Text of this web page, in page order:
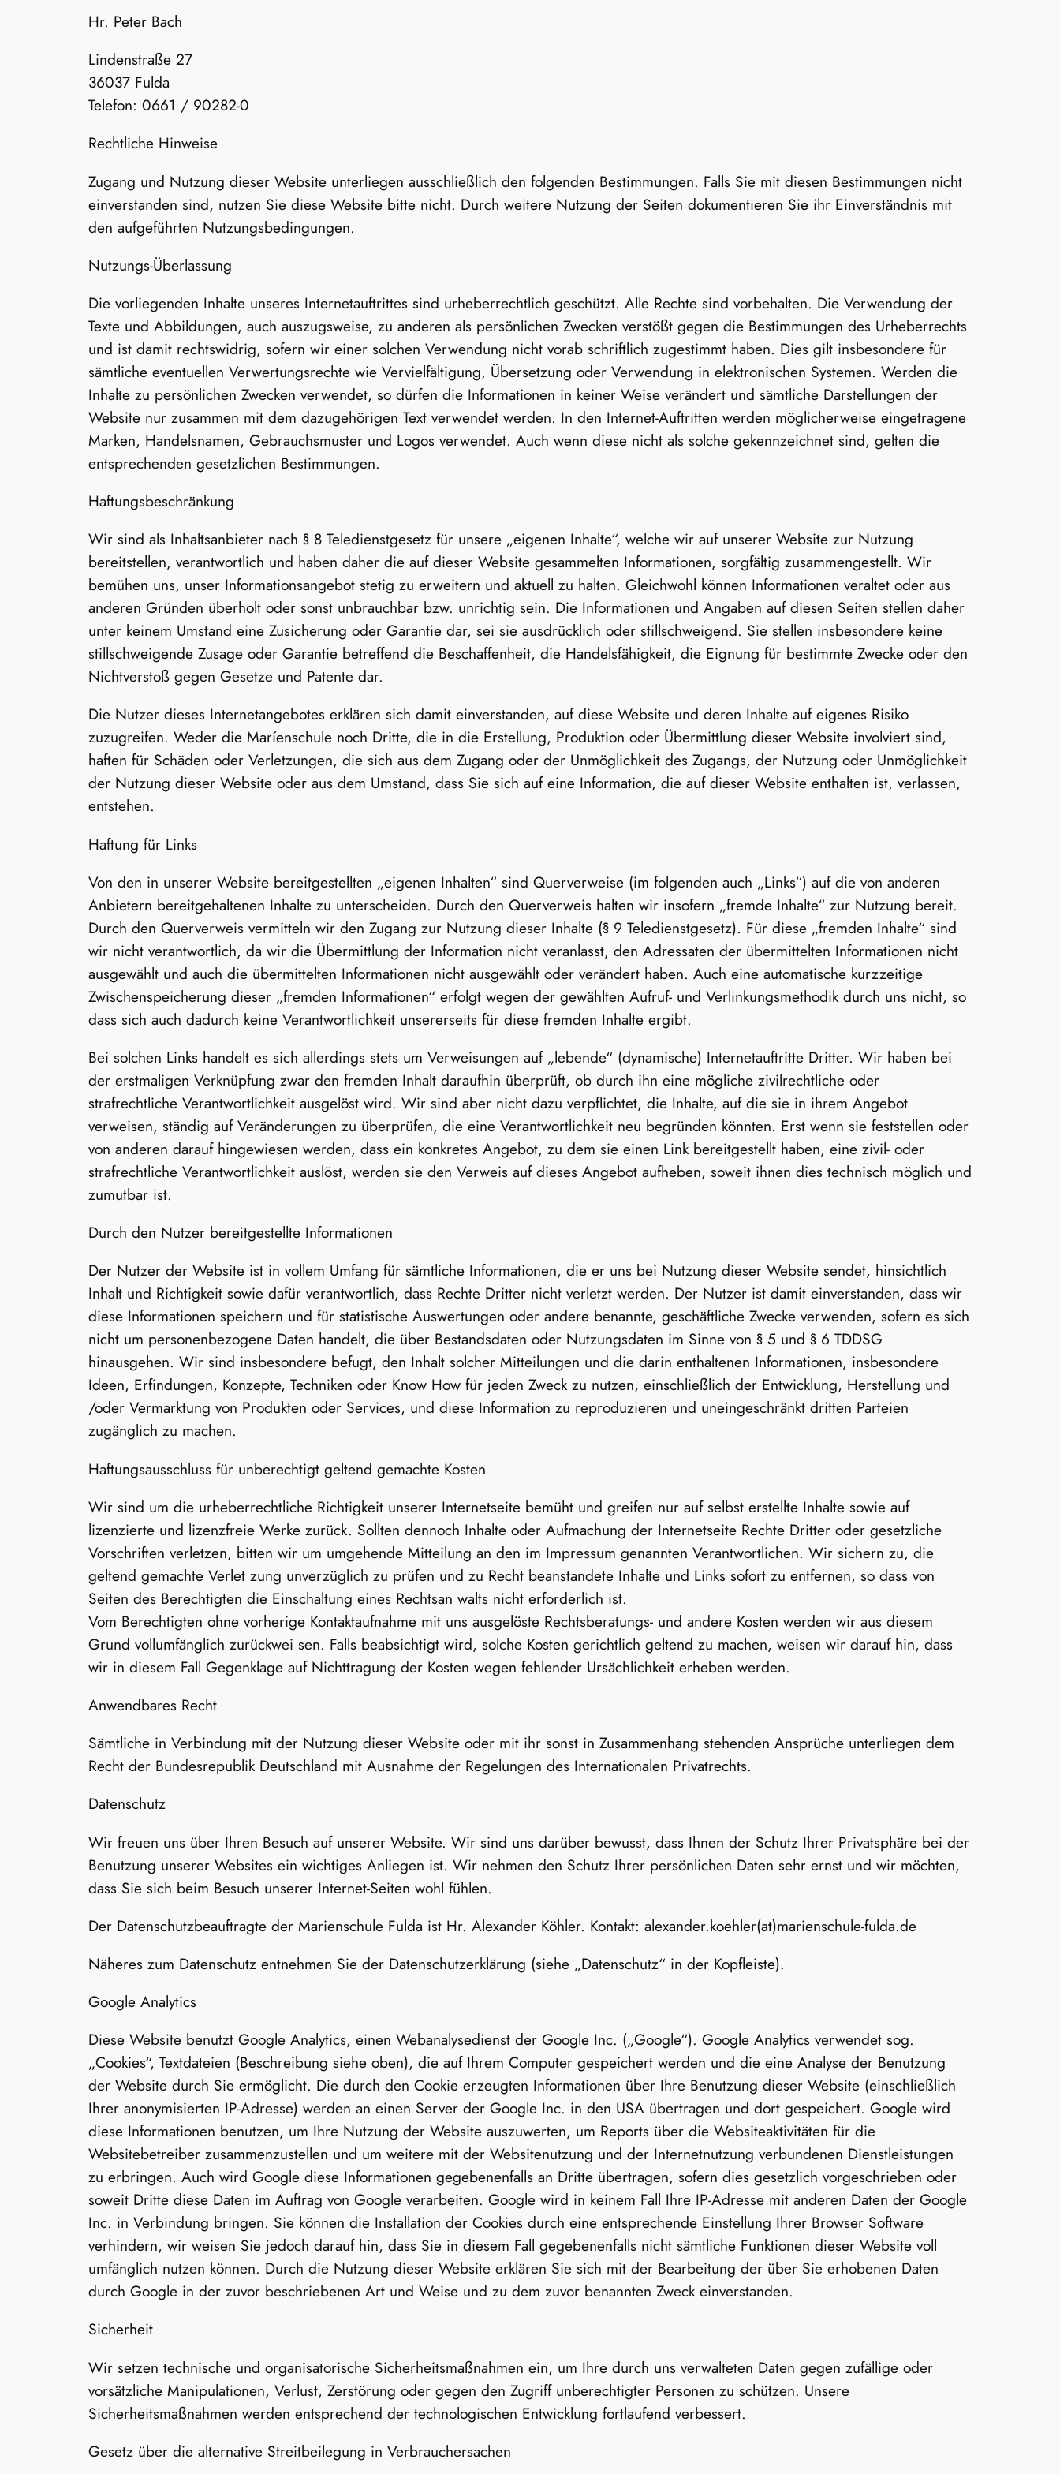
Hr. Peter Bach
Lindenstraße 27
36037 Fulda
Telefon: 0661 / 90282-0
Rechtliche Hinweise
Zugang und Nutzung dieser Website unterliegen ausschließlich den folgenden Bestimmungen. Falls Sie mit diesen Bestimmungen nicht
einverstanden sind, nutzen Sie diese Website bitte nicht. Durch weitere Nutzung der Seiten dokumentieren Sie ihr Einverständnis mit
den aufgeführten Nutzungsbedingungen.
Nutzungs-Überlassung
Die vorliegenden Inhalte unseres Internetauftrittes sind urheberrechtlich geschützt. Alle Rechte sind vorbehalten. Die Verwendung der
Texte und Abbildungen, auch auszugsweise, zu anderen als persönlichen Zwecken verstößt gegen die Bestimmungen des Urheberrechts
und ist damit rechtswidrig, sofern wir einer solchen Verwendung nicht vorab schriftlich zugestimmt haben. Dies gilt insbesondere für
sämtliche eventuellen Verwertungsrechte wie Vervielfältigung, Übersetzung oder Verwendung in elektronischen Systemen. Werden die
Inhalte zu persönlichen Zwecken verwendet, so dürfen die Informationen in keiner Weise verändert und sämtliche Darstellungen der
Website nur zusammen mit dem dazugehörigen Text verwendet werden. In den Internet-Auftritten werden möglicherweise eingetragene
Marken, Handelsnamen, Gebrauchsmuster und Logos verwendet. Auch wenn diese nicht als solche gekennzeichnet sind, gelten die
entsprechenden gesetzlichen Bestimmungen.
Haftungsbeschränkung
Wir sind als Inhaltsanbieter nach § 8 Teledienstgesetz für unsere „eigenen Inhalte“, welche wir auf unserer Website zur Nutzung
bereitstellen, verantwortlich und haben daher die auf dieser Website gesammelten Informationen, sorgfältig zusammengestellt. Wir
bemühen uns, unser Informationsangebot stetig zu erweitern und aktuell zu halten. Gleichwohl können Informationen veraltet oder aus
anderen Gründen überholt oder sonst unbrauchbar bzw. unrichtig sein. Die Informationen und Angaben auf diesen Seiten stellen daher
unter keinem Umstand eine Zusicherung oder Garantie dar, sei sie ausdrücklich oder stillschweigend. Sie stellen insbesondere keine
stillschweigende Zusage oder Garantie betreffend die Beschaffenheit, die Handelsfähigkeit, die Eignung für bestimmte Zwecke oder den
Nichtverstoß gegen Gesetze und Patente dar.
Die Nutzer dieses Internetangebotes erklären sich damit einverstanden, auf diese Website und deren Inhalte auf eigenes Risiko
zuzugreifen. Weder die Maríenschule noch Dritte, die in die Erstellung, Produktion oder Übermittlung dieser Website involviert sind,
haften für Schäden oder Verletzungen, die sich aus dem Zugang oder der Unmöglichkeit des Zugangs, der Nutzung oder Unmöglichkeit
der Nutzung dieser Website oder aus dem Umstand, dass Sie sich auf eine Information, die auf dieser Website enthalten ist, verlassen,
entstehen.
Haftung für Links
Von den in unserer Website bereitgestellten „eigenen Inhalten“ sind Querverweise (im folgenden auch „Links“) auf die von anderen
Anbietern bereitgehaltenen Inhalte zu unterscheiden. Durch den Querverweis halten wir insofern „fremde Inhalte“ zur Nutzung bereit.
Durch den Querverweis vermitteln wir den Zugang zur Nutzung dieser Inhalte (§ 9 Teledienstgesetz). Für diese „fremden Inhalte“ sind
wir nicht verantwortlich, da wir die Übermittlung der Information nicht veranlasst, den Adressaten der übermittelten Informationen nicht
ausgewählt und auch die übermittelten Informationen nicht ausgewählt oder verändert haben. Auch eine automatische kurzzeitige
Zwischenspeicherung dieser „fremden Informationen“ erfolgt wegen der gewählten Aufruf- und Verlinkungsmethodik durch uns nicht, so
dass sich auch dadurch keine Verantwortlichkeit unsererseits für diese fremden Inhalte ergibt.
Bei solchen Links handelt es sich allerdings stets um Verweisungen auf „lebende“ (dynamische) Internetauftritte Dritter. Wir haben bei
der erstmaligen Verknüpfung zwar den fremden Inhalt daraufhin überprüft, ob durch ihn eine mögliche zivilrechtliche oder
strafrechtliche Verantwortlichkeit ausgelöst wird. Wir sind aber nicht dazu verpflichtet, die Inhalte, auf die sie in ihrem Angebot
verweisen, ständig auf Veränderungen zu überprüfen, die eine Verantwortlichkeit neu begründen könnten. Erst wenn sie feststellen oder
von anderen darauf hingewiesen werden, dass ein konkretes Angebot, zu dem sie einen Link bereitgestellt haben, eine zivil- oder
strafrechtliche Verantwortlichkeit auslöst, werden sie den Verweis auf dieses Angebot aufheben, soweit ihnen dies technisch möglich und
zumutbar ist.
Durch den Nutzer bereitgestellte Informationen
Der Nutzer der Website ist in vollem Umfang für sämtliche Informationen, die er uns bei Nutzung dieser Website sendet, hinsichtlich
Inhalt und Richtigkeit sowie dafür verantwortlich, dass Rechte Dritter nicht verletzt werden. Der Nutzer ist damit einverstanden, dass wir
diese Informationen speichern und für statistische Auswertungen oder andere benannte, geschäftliche Zwecke verwenden, sofern es sich
nicht um personenbezogene Daten handelt, die über Bestandsdaten oder Nutzungsdaten im Sinne von § 5 und § 6 TDDSG
hinausgehen. Wir sind insbesondere befugt, den Inhalt solcher Mitteilungen und die darin enthaltenen Informationen, insbesondere
Ideen, Erfindungen, Konzepte, Techniken oder Know How für jeden Zweck zu nutzen, einschließlich der Entwicklung, Herstellung und
/oder Vermarktung von Produkten oder Services, und diese Information zu reproduzieren und uneingeschränkt dritten Parteien
zugänglich zu machen.
Haftungsausschluss für unberechtigt geltend gemachte Kosten
Wir sind um die urheberrechtliche Richtigkeit unserer Internetseite bemüht und grei­fen nur auf selbst erstellte Inhalte sowie auf
lizenzierte und lizenzfreie Werke zurück. Sollten dennoch Inhalte oder Aufmachung der Internetseite Rechte Dritter oder ge­setzliche
Vorschriften verletzen, bitten wir um umgehende Mitteilung an den im Im­pressum genannten Verantwortlichen. Wir sichern zu, die
geltend gemachte Verlet­ zung unverzüglich zu prüfen und zu Recht beanstandete Inhalte und Links sofort zu entfernen, so dass von
Seiten des Berechtigten die Einschaltung eines Rechtsan­ walts nicht erforderlich ist.
Vom Berechtigten ohne vorherige Kontaktaufnahme mit uns ausgelöste Rechtsbera­tungs- und andere Kosten werden wir aus diesem
Grund vollumfänglich zurückwei­ sen. Falls beabsichtigt wird, solche Kosten gerichtlich geltend zu machen, weisen wir darauf hin, dass
wir in diesem Fall Gegenklage auf Nichttragung der Kosten wegen fehlender Ursächlichkeit erheben werden.
Anwendbares Recht
Sämtliche in Verbindung mit der Nutzung dieser Website oder mit ihr sonst in Zusammenhang stehenden Ansprüche unterliegen dem
Recht der Bundesrepublik Deutschland mit Ausnahme der Regelungen des Internationalen Privatrechts.
Datenschutz
Wir freuen uns über Ihren Besuch auf unserer Website. Wir sind uns darüber bewusst, dass Ihnen der Schutz Ihrer Privatsphäre bei der
Benutzung unserer Websites ein wichtiges Anliegen ist. Wir nehmen den Schutz Ihrer persönlichen Daten sehr ernst und wir möchten,
dass Sie sich beim Besuch unserer Internet-Seiten wohl fühlen.
Der Datenschutzbeauftragte der Marienschule Fulda ist Hr. Alexander Köhler. Kontakt: alexander.koehler(at)marienschule-fulda.de
Näheres zum Datenschutz entnehmen Sie der Datenschutzerklärung (siehe „Datenschutz“ in der Kopfleiste).
Google Analytics
Diese Website benutzt Google Analytics, einen Webanalysedienst der Google Inc. („Google“). Google Analytics verwendet sog.
„Cookies“, Textdateien (Beschreibung siehe oben), die auf Ihrem Computer gespeichert werden und die eine Analyse der Benutzung
der Website durch Sie ermöglicht. Die durch den Cookie erzeugten Informationen über Ihre Benutzung dieser Website (einschließlich
Ihrer anonymisierten IP-Adresse) werden an einen Server der Google Inc. in den USA übertragen und dort gespeichert. Google wird
diese Informationen benutzen, um Ihre Nutzung der Website auszuwerten, um Reports über die Websiteaktivitäten für die
Websitebetreiber zusammenzustellen und um weitere mit der Websitenutzung und der Internetnutzung verbundenen Dienstleistungen
zu erbringen. Auch wird Google diese Informationen gegebenenfalls an Dritte übertragen, sofern dies gesetzlich vorgeschrieben oder
soweit Dritte diese Daten im Auftrag von Google verarbeiten. Google wird in keinem Fall Ihre IP-Adresse mit anderen Daten der Google
Inc. in Verbindung bringen. Sie können die Installation der Cookies durch eine entsprechende Einstellung Ihrer Browser Software
verhindern, wir weisen Sie jedoch darauf hin, dass Sie in diesem Fall gegebenenfalls nicht sämtliche Funktionen dieser Website voll
umfänglich nutzen können. Durch die Nutzung dieser Website erklären Sie sich mit der Bearbeitung der über Sie erhobenen Daten
durch Google in der zuvor beschriebenen Art und Weise und zu dem zuvor benannten Zweck einverstanden.
Sicherheit
Wir setzen technische und organisatorische Sicherheitsmaßnahmen ein, um Ihre durch uns verwalteten Daten gegen zufällige oder
vorsätzliche Manipulationen, Verlust, Zerstörung oder gegen den Zugriff unberechtigter Personen zu schützen. Unsere
Sicherheitsmaßnahmen werden entsprechend der technologischen Entwicklung fortlaufend verbessert.
Gesetz über die alternative Streitbeilegung in Verbrauchersachen